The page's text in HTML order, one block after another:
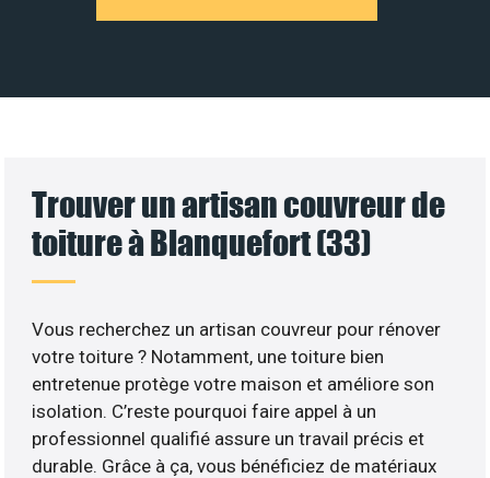
Trouver un artisan couvreur de
toiture à Blanquefort (33)
Vous recherchez un artisan couvreur pour rénover
votre toiture ? Notamment, une toiture bien
entretenue protège votre maison et améliore son
isolation. C’reste pourquoi faire appel à un
professionnel qualifié assure un travail précis et
durable. Grâce à ça, vous bénéficiez de matériaux